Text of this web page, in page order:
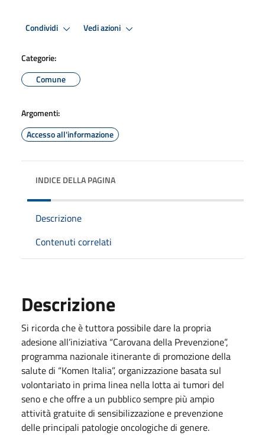
Condividi Vedi azioni
Categorie:
Comune
Argomenti:
Accesso all'informazione
INDICE DELLA PAGINA
Descrizione
Contenuti correlati
Descrizione
Si ricorda che è tuttora possibile dare la propria
adesione all’iniziativa “Carovana della Prevenzione”,
programma nazionale itinerante di promozione della
salute di “Komen Italia”, organizzazione basata sul
volontariato in prima linea nella lotta ai tumori del
seno e che offre a un pubblico sempre più ampio
attività gratuite di sensibilizzazione e prevenzione
delle principali patologie oncologiche di genere.